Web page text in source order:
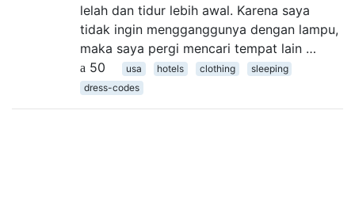
lelah dan tidur lebih awal. Karena saya
tidak ingin mengganggunya dengan lampu,
maka saya pergi mencari tempat lain …
50
usa hotels clothing
sleeping
dress-codes